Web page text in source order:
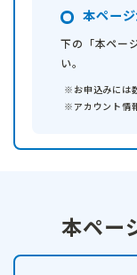
本ペー
下の「本ペー
い。
お申込みには
アカウント情
本ペー